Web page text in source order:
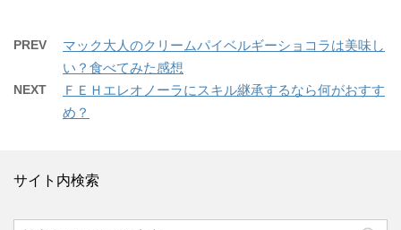
PREV
マック大人のクリームパイベルギーショコラは美味し
い？食べてみた感想
NEXT
ＦＥＨエレオノーラにスキル継承するなら何がおすす
め？
サイト内検索